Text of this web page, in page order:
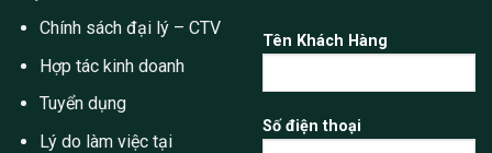
Chính sách đại lý – CTV
Hợp tác kinh doanh
Tuyển dụng
Lý do làm việc tại
Tên Khách Hàng
Số điện thoại